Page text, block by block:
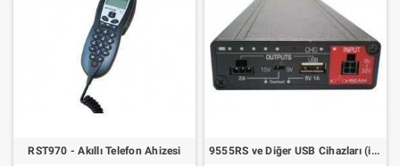
RST970 - Akıllı Telefon Ahizesi 9555RS ve Diğer USB Cihazları (iPhone Gibi) için Taşınabilir Yedek Batarya